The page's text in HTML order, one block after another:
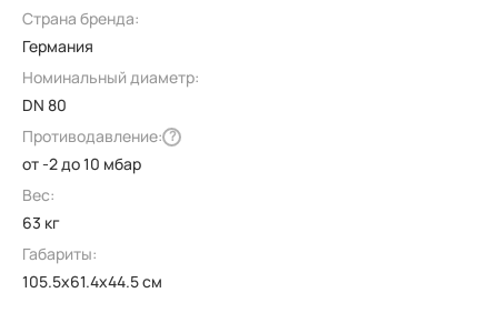
Страна бренда:
Германия
Номинальный диаметр:
DN 80
Противодавление: ?
от -2 до 10 мбар
Вес:
63 кг
Габариты:
105.5x61.4x44.5 см